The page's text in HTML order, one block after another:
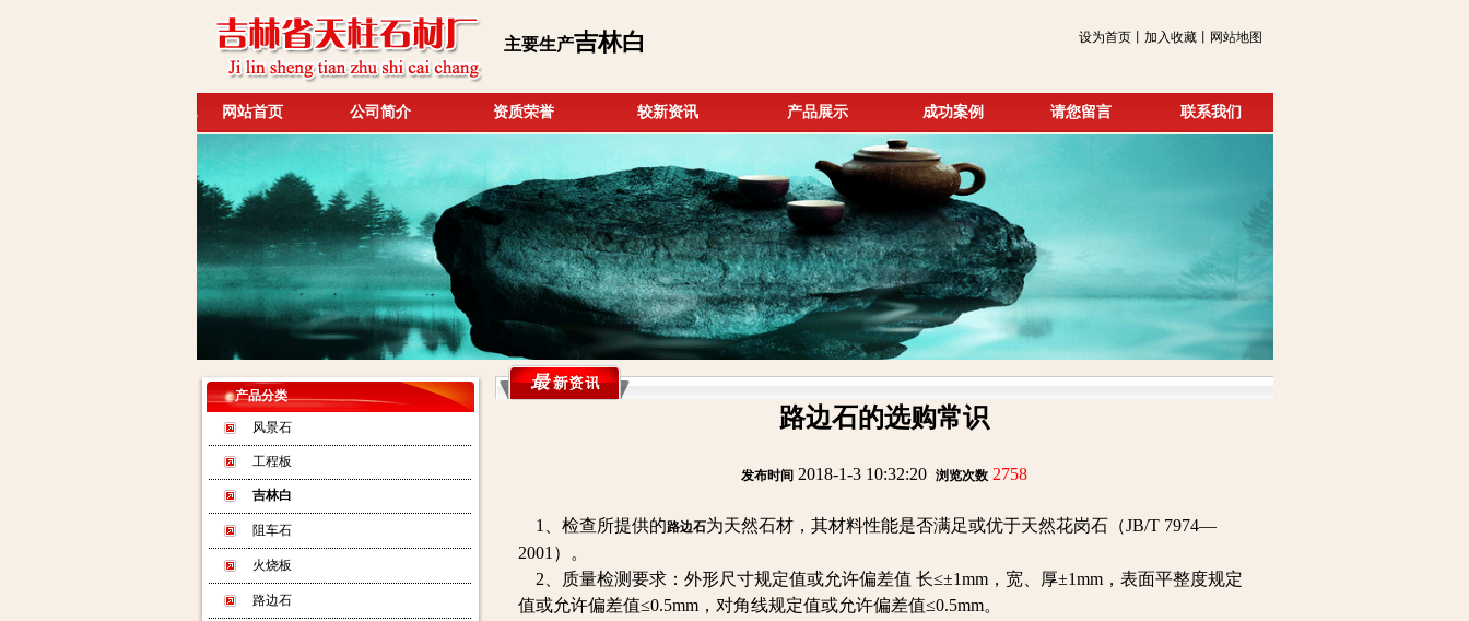
主要生产吉林白 设为首页丨加入收藏丨网站地图
网站首页 公司简介 资质荣誉 较新资讯 产品展示 成功案例 请您留言 联系我们
产品分类
风景石
工程板
吉林白
阻车石
火烧板
路边石
路边石的选购常识
发布时间 2018-1-3 10:32:20: 浏览次数: 2758
1、检查所提供的路边石为天然石材，其材料性能是否满足或优于天然花岗石（JB/T 7974—
2001）。
2、质量检测要求：外形尺寸规定值或允许偏差值 长≤±1mm，宽、厚±1mm，表面平整度规定
值或允许偏差值≤0.5mm，对角线规定值或允许偏差值≤0.5mm。